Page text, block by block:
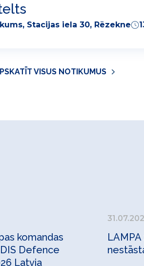
Stacijas iela 30, Rēzekne
VISUS NOTIKUMUS
komandas
Defence
Latvia